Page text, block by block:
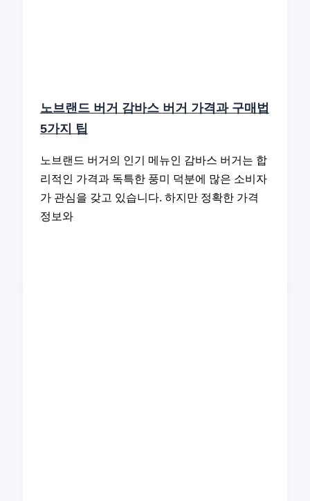
노브랜드 버거 감바스 버거 가격과 구매법
5가지 팁
노브랜드 버거의 인기 메뉴인 감바스 버거는 합
리적인 가격과 독특한 풍미 덕분에 많은 소비자
가 관심을 갖고 있습니다. 하지만 정확한 가격
정보와